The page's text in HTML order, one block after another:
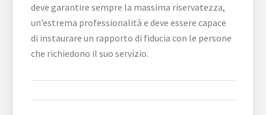
deve garantire sempre la massima riservatezza,
un’estrema professionalità e deve essere capace
di instaurare un rapporto di fiducia con le persone
che richiedono il suo servizio.